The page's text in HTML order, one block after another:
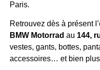
Paris.
Retrouvez dès à présent
BMW Motorrad au 144,
vestes, gants, bottes,
accessoires… et bien